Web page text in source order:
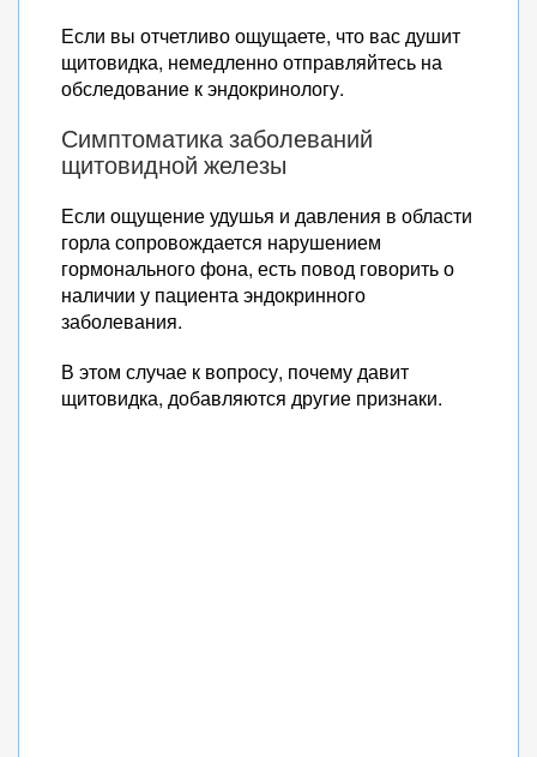
Если вы отчетливо ощущаете, что вас душит
щитовидка, немедленно отправляйтесь на
обследование к эндокринологу.
Симптоматика заболеваний
щитовидной железы
Если ощущение удушья и давления в области
горла сопровождается нарушением
гормонального фона, есть повод говорить о
наличии у пациента эндокринного
заболевания.
В этом случае к вопросу, почему давит
щитовидка, добавляются другие признаки.